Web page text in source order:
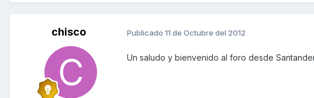
chisco Publicado 11 de Octubre del 2012
Un saludo y bienvenido al foro desde